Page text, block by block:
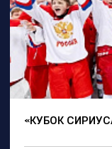
«КУБОК